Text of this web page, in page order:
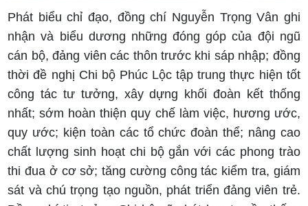
Phát biểu chỉ đạo, đồng chí Nguyễn Trọng Vân ghi
nhận và biểu dương những đóng góp của đội ngũ
cán bộ, đảng viên các thôn trước khi sáp nhập; đồng
thời đề nghị Chi bộ Phúc Lộc tập trung thực hiện tốt
công tác tư tưởng, xây dựng khối đoàn kết thống
nhất; sớm hoàn thiện quy chế làm việc, hương ước,
quy ước; kiện toàn các tổ chức đoàn thể; nâng cao
chất lượng sinh hoạt chi bộ gắn với các phong trào
thi đua ở cơ sở; tăng cường công tác kiểm tra, giám
sát và chú trọng tạo nguồn, phát triển đảng viên trẻ.